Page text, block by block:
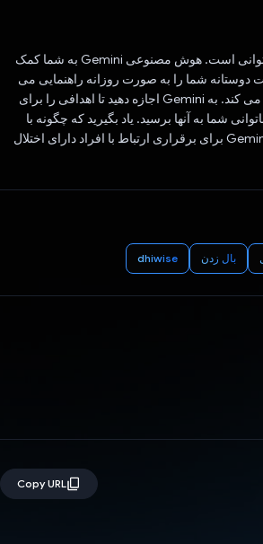
Inclusive Hub یک برنامه ناتوانی است. هوش مصنوعی Gemini به شما کمک
شما را به صورت روزانه راهنمایی می
کند و به شما در تعامل کمک می کند. به Gemini اجازه دهید تا اهدافی را برای
شما به آنها برسید. یاد بگیرید که چگونه با
استفاده از هوش مصنوعی Gemini برای برقراری ارتباط با افراد دارای اختلال
بال زدن dhiwise